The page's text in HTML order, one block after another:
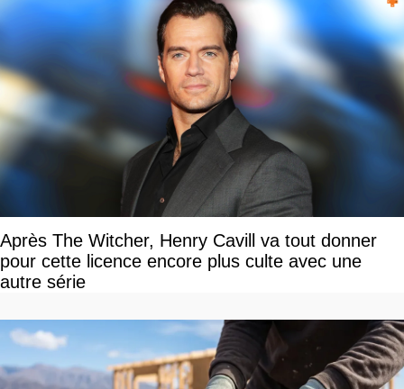
Après The Witcher, Henry Cavill va tout donner
pour cette licence encore plus culte avec une
autre série